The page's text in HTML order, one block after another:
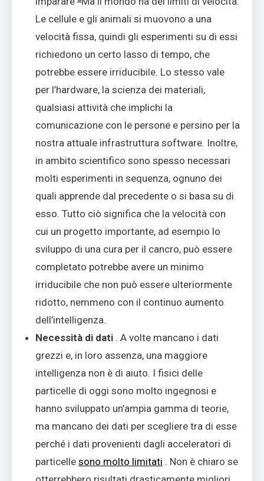
Le cellule e gli animali si muovono a una
velocità fissa, quindi gli esperimenti su di essi
richiedono un certo lasso di tempo, che
potrebbe essere irriducibile. Lo stesso vale
per l’hardware, la scienza dei materiali,
qualsiasi attività che implichi la
comunicazione con le persone e persino per la
nostra attuale infrastruttura software. Inoltre,
in ambito scientifico sono spesso necessari
molti esperimenti in sequenza, ognuno dei
quali apprende dal precedente o si basa su di
esso. Tutto ciò significa che la velocità con
cui un progetto importante, ad esempio lo
sviluppo di una cura per il cancro, può essere
completato potrebbe avere un minimo
irriducibile che non può essere ulteriormente
ridotto, nemmeno con il continuo aumento
dell’intelligenza.
Necessità di dati . A volte mancano i dati
grezzi e, in loro assenza, una maggiore
intelligenza non è di aiuto. I fisici delle
particelle di oggi sono molto ingegnosi e
hanno sviluppato un’ampia gamma di teorie,
ma mancano dei dati per scegliere tra di esse
perché i dati provenienti dagli acceleratori di
particelle sono molto limitati . Non è chiaro se